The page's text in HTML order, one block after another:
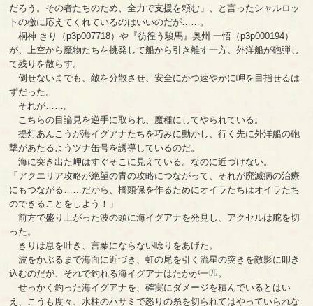
だろう。その者たちのため、全力で支援を頼む」、と言ったシャルロッ
トの檄に応えてくれているのはいいのだが……。
桐神 きり（p3p007718）や『彷徨う駿馬』奥州 一悟（p3p000194）
が、上空から魔物たちを挑発して船から引き離す一方、外洋船が砲弾し
て残りを散らす。
倒せないまでも、敵を分散させ、安全にかつ速やかに岬を目指せるは
ずだった。
それが……。
こちらの目論見を逆手に取られ、魔種にしてやられている。
提灯あんこうが海イグアナたちを巧みに動かし、行く先に外洋船の砲
撃があたるようツナ缶号を誘導しているのだ。
海に突き出た岬はすぐそこに見えている。なのに近づけない。
「アクエリア攻略が絶望の青の攻略につながって、それが廃滅病の治療
にもつながる……だから、橋頭保を作るためにオイラたちはオイラたち
のできることをしよう！」
前方で盛り上がった波の頭に海イグアナを発見し、アクセルは舵を切
った。
きりは息を吐き、言葉にならない唸りをあげた。
波をかぶるまで海面に近づき、虹の尾を引く流星の突きを敵影に叩き
込むのだが、それで釣れる海イグアナはたかが一匹。
せっかく釣った海イグアナを、確実にダメージを積んでいるとはい
え、こうも度々、水柱のハサミで怒りの糸を切られてはやっていられな